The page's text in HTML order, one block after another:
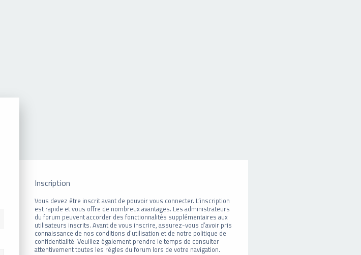
Inscription
Vous devez être inscrit avant de pouvoir vous connecter. L’inscription
est rapide et vous offre de nombreux avantages. Les administrateurs
du forum peuvent accorder des fonctionnalités supplémentaires aux
utilisateurs inscrits. Avant de vous inscrire, assurez-vous d’avoir pris
connaissance de nos conditions d’utilisation et de notre politique de
confidentialité. Veuillez également prendre le temps de consulter
attentivement toutes les règles du forum lors de votre navigation.